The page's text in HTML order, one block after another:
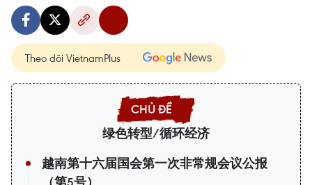
Theo dõi VietnamPlus
绿色转型/循环经济
越南第十六届国会第一次非常规会议公报